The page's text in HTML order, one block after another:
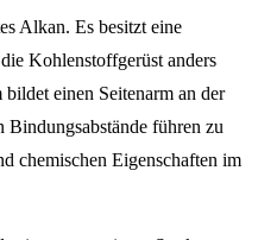
Alkan. Es besitzt eine
Kohlenstoffgerüst anders
einen Seitenarm an der
Bindungsabstände führen zu
chemischen Eigenschaften im